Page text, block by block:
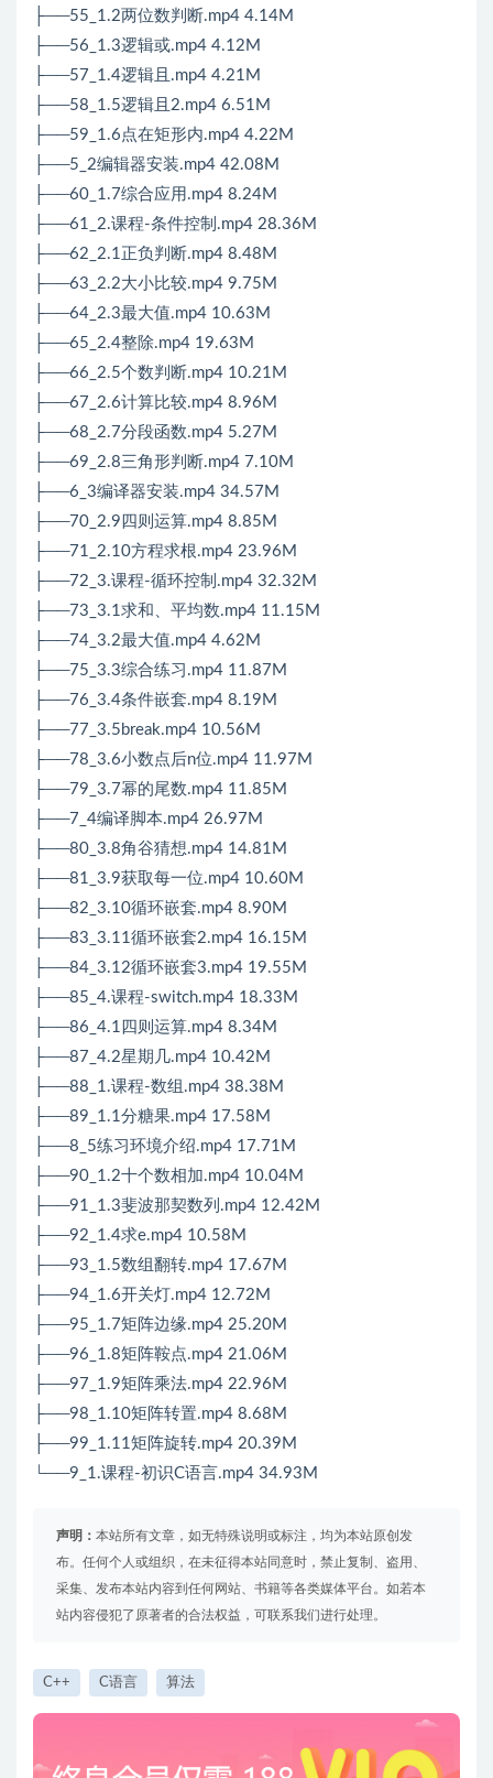
├──55_1.2两位数判断.mp4 4.14M
├──56_1.3逻辑或.mp4 4.12M
├──57_1.4逻辑且.mp4 4.21M
├──58_1.5逻辑且2.mp4 6.51M
├──59_1.6点在矩形内.mp4 4.22M
├──5_2编辑器安装.mp4 42.08M
├──60_1.7综合应用.mp4 8.24M
├──61_2.课程-条件控制.mp4 28.36M
├──62_2.1正负判断.mp4 8.48M
├──63_2.2大小比较.mp4 9.75M
├──64_2.3最大值.mp4 10.63M
├──65_2.4整除.mp4 19.63M
├──66_2.5个数判断.mp4 10.21M
├──67_2.6计算比较.mp4 8.96M
├──68_2.7分段函数.mp4 5.27M
├──69_2.8三角形判断.mp4 7.10M
├──6_3编译器安装.mp4 34.57M
├──70_2.9四则运算.mp4 8.85M
├──71_2.10方程求根.mp4 23.96M
├──72_3.课程-循环控制.mp4 32.32M
├──73_3.1求和、平均数.mp4 11.15M
├──74_3.2最大值.mp4 4.62M
├──75_3.3综合练习.mp4 11.87M
├──76_3.4条件嵌套.mp4 8.19M
├──77_3.5break.mp4 10.56M
├──78_3.6小数点后n位.mp4 11.97M
├──79_3.7幂的尾数.mp4 11.85M
├──7_4编译脚本.mp4 26.97M
├──80_3.8角谷猜想.mp4 14.81M
├──81_3.9获取每一位.mp4 10.60M
├──82_3.10循环嵌套.mp4 8.90M
├──83_3.11循环嵌套2.mp4 16.15M
├──84_3.12循环嵌套3.mp4 19.55M
├──85_4.课程-switch.mp4 18.33M
├──86_4.1四则运算.mp4 8.34M
├──87_4.2星期几.mp4 10.42M
├──88_1.课程-数组.mp4 38.38M
├──89_1.1分糖果.mp4 17.58M
├──8_5练习环境介绍.mp4 17.71M
├──90_1.2十个数相加.mp4 10.04M
├──91_1.3斐波那契数列.mp4 12.42M
├──92_1.4求e.mp4 10.58M
├──93_1.5数组翻转.mp4 17.67M
├──94_1.6开关灯.mp4 12.72M
├──95_1.7矩阵边缘.mp4 25.20M
├──96_1.8矩阵鞍点.mp4 21.06M
├──97_1.9矩阵乘法.mp4 22.96M
├──98_1.10矩阵转置.mp4 8.68M
├──99_1.11矩阵旋转.mp4 20.39M
└──9_1.课程-初识C语言.mp4 34.93M
声明： 本站所有文章，如无特殊说明或标注，均为本站原创发
布。任何个人或组织，在未征得本站同意时，禁止复制、盗用、
采集、发布本站内容到任何网站、书籍等各类媒体平台。如若本
站内容侵犯了原著者的合法权益，可联系我们进行处理。
C++ C语言 算法